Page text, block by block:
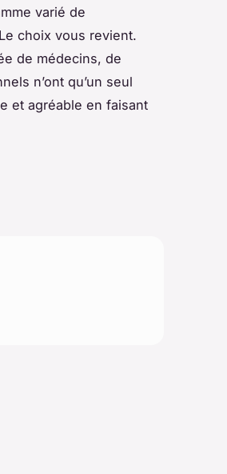
varié de
choix vous revient.
de médecins, de
n’ont qu’un seul
et agréable en faisant